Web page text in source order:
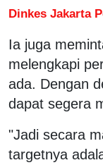
Dinkes Jakarta
Ia juga
melengkapi
ada. Dengan
dapat segera
"Jadi secara
targetnya